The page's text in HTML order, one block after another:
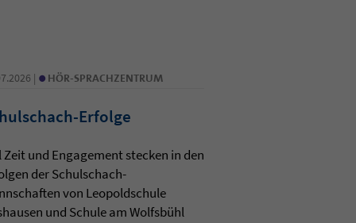
| • HÖR-SPRACHZENTRUM
Erfolge
Zeit und Engagement stecken in den
der Schulschach-
von Leopoldschule
und Schule am Wolfsbühl